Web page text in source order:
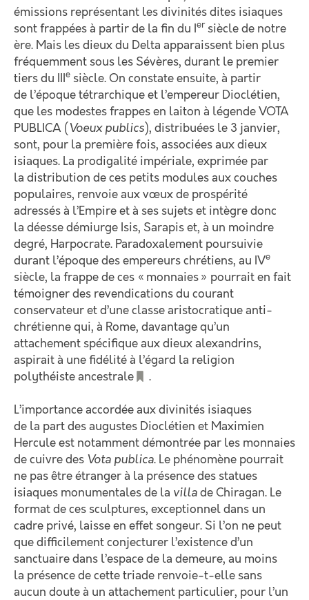
émissions représentant les divinités dites isiaques
sont frappées à partir de la fin du I er siècle de notre
ère. Mais les dieux du Delta apparaissent bien plus
fréquemment sous les Sévères, durant le premier
tiers du III
e siècle. On constate ensuite, à partir
de l’époque tétrarchique et l’empereur Dioclétien,
que les modestes frappes en laiton à légende VOTA
PUBLICA ( Voeux publics), distribuées le 3 janvier,
sont, pour la première fois, associées aux dieux
isiaques. La prodigalité impériale, exprimée par
la distribution de ces petits modules aux couches
populaires, renvoie aux vœux de prospérité
adressés à l’Empire et à ses sujets et intègre donc
la déesse démiurge Isis, Sarapis et, à un moindre
degré, Harpocrate. Paradoxalement poursuivie
durant l’époque des empereurs chrétiens, au IVe
siècle, la frappe de ces « monnaies » pourrait en fait
témoigner des revendications du courant
conservateur et d’une classe aristocratique anti-
chrétienne qui, à Rome, davantage qu’un
attachement spécifique aux dieux alexandrins,
aspirait à une fidélité à l’égard la religion
polythéiste ancestrale
.
L’importance accordée aux divinités isiaques
de la part des augustes Dioclétien et Maximien
Hercule est notamment démontrée par les monnaies
de cuivre des Vota publica. Le phénomène pourrait
ne pas être étranger à la présence des statues
isiaques monumentales de la villa de Chiragan. Le
format de ces sculptures, exceptionnel dans un
cadre privé, laisse en effet songeur. Si l’on ne peut
que difficilement conjecturer l’existence d’un
sanctuaire dans l’espace de la demeure, au moins
la présence de cette triade renvoie-t-elle sans
aucun doute à un attachement particulier, pour l’un